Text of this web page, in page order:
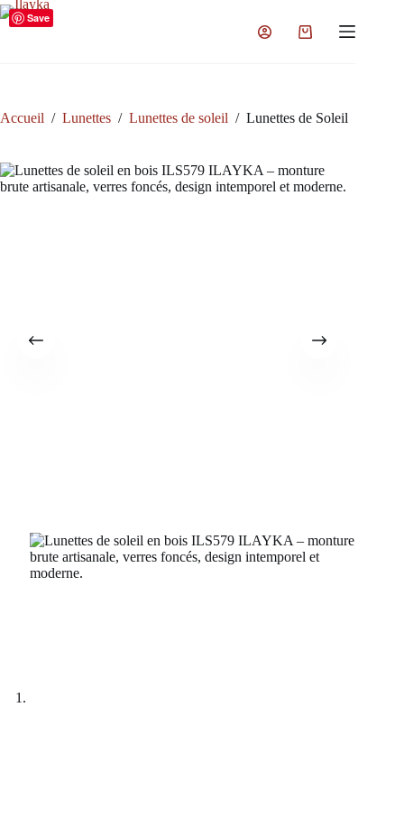
Passer
au
Panier
Accueil / Lunettes / Lunettes de soleil / Lunettes de Soleil
Save